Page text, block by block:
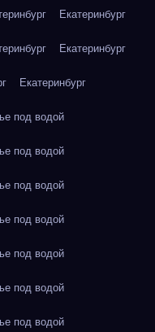
Екатеринбург
Екатеринбург
Екатеринбург
под водой
под водой
под водой
под водой
под водой
под водой
под водой